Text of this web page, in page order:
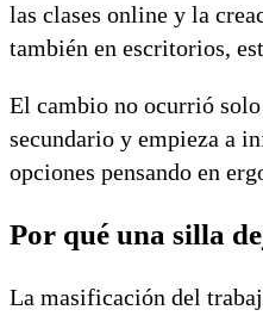
las clases online y la
también en escritorios,
El cambio no ocurrió
secundario y empieza a
opciones pensando en
Por qué una silla
La masificación del